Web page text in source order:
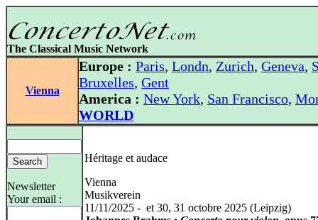
The Classical Music Network
Vienna
Europe : Paris, Londn, Zurich, Geneva,
Bruxelles, Gent
America : New York, San Francisco,
WORLD
Newsletter
Your email :
Héritage et audace
Vienna
Musikverein
11/11/2025 - et 30, 31 octobre 2025 (Leipzig)